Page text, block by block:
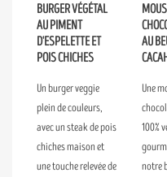
BURGER VÉGÉTAL
AU PIMENT
D'ESPELETTE ET
POIS CHICHES
Un burger veggie
plein de couleurs,
avec un steak de pois
chiches maison et
une touche relevée de
AU
Une
100%
notre